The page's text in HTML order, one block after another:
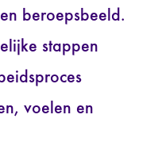
beroepsbeeld.
stappen
voelen en